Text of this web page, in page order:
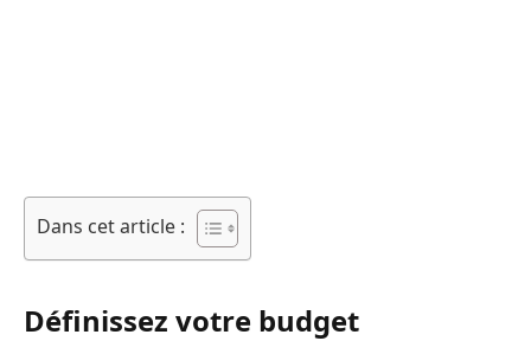
Dans cet article :
Définissez votre budget